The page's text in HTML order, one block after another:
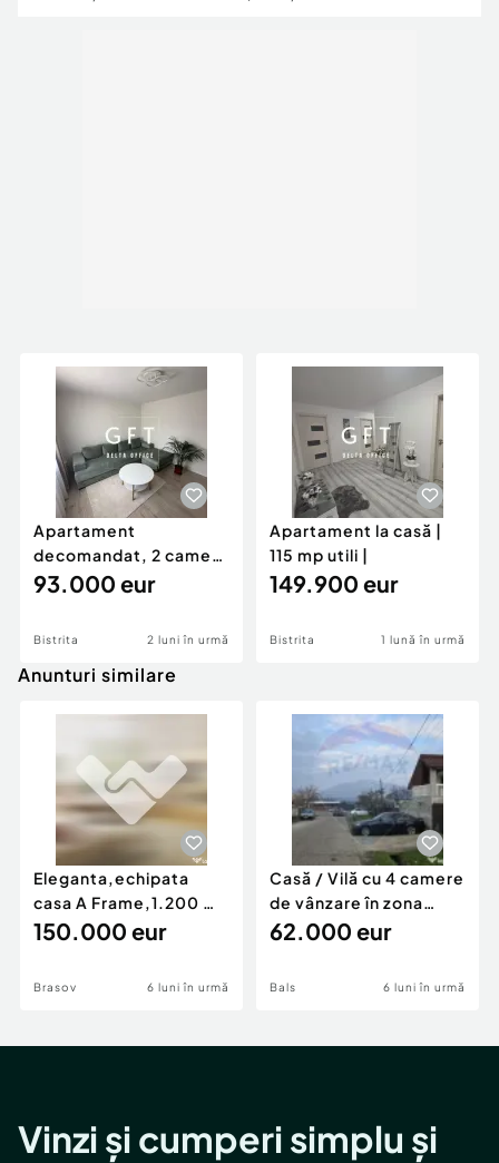
Apartament
decomandat, 2 camere
| Modern | Zona Sud -
93.000 eur
Bistrita 2 luni în urmă
Apartament la casă |
115 mp utili |
149.900 eur
Bistrita 1 lună în urmă
Anunturi similare
Eleganta,echipata
casa A Frame,1.200 mp
teren,deschidere Pia
150.000 eur
Brasov 6 luni în urmă
Casă / Vilă cu 4 camere
de vânzare în zona
Periferie
62.000 eur
Bals 6 luni în urmă
Vinzi și cumperi simplu și